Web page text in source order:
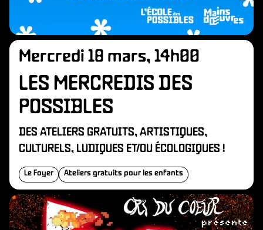
Mercredi 18 mars, 14h00
LES MERCREDIS DES
POSSIBLES
DES ATELIERS GRATUITS, ARTISTIQUES,
CULTURELS, LUDIQUES ET/OU ÉCOLOGIQUES !
Le Foyer Ateliers gratuits pour les enfants